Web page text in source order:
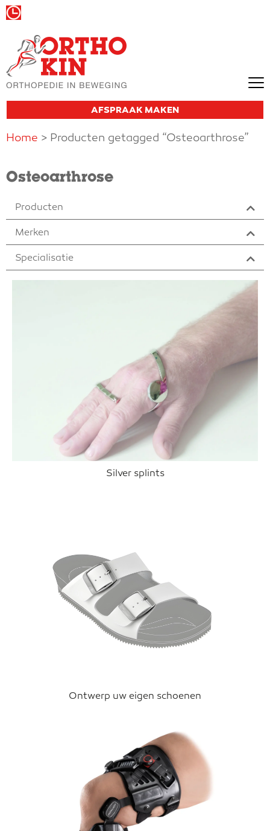
AFSPRAAK MAKEN
Home > Producten getagged “Osteoarthrose”
Osteoarthrose
Producten
Merken
Specialisatie
Silver splints
Ontwerp uw eigen schoenen